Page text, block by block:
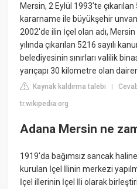
Mersin, 2 Eylül 1993'te
kararname ile büyükşehir
2002'de ilin İçel olan adı,
yılında çıkarılan 5216 sayılı
belediyesinin sınırları valilik
yarıçapı 30 kilometre olan
Kaynak kaldırma talebi |
tr.wikipedia.org
Adana Mersin ne
1919'da bağımsız sancak
kurulan İçel İlinin merkezi
İçel illerinin İçel İli olarak